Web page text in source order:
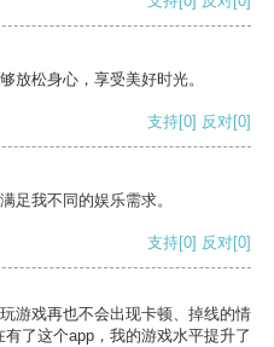
放松身心，享受美好时光。
支持[0] 反对[0]
足我不同的娱乐需求。
支持[0] 反对[0]
游戏再也不会出现卡顿、掉线的情
了这个app，我的游戏水平提升了